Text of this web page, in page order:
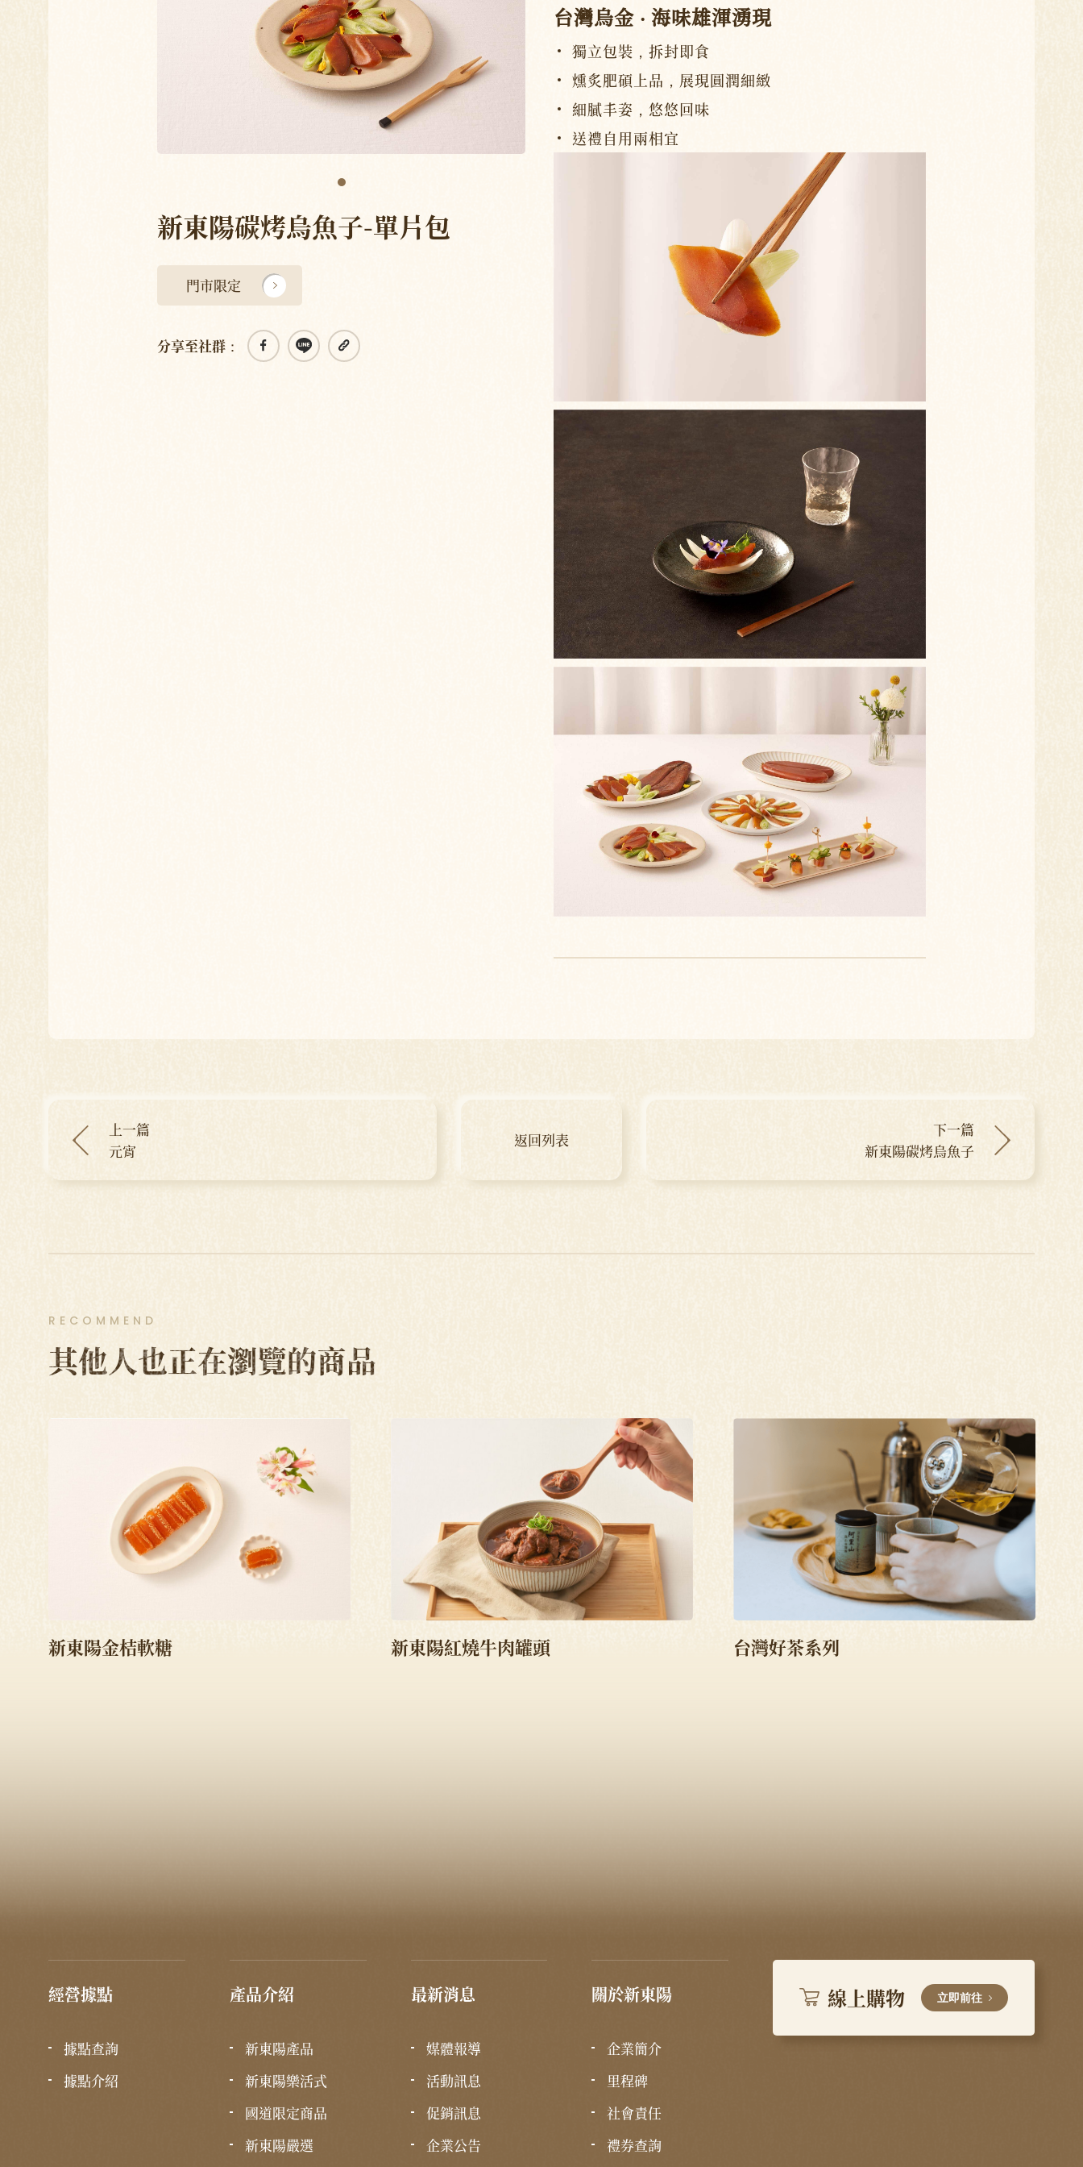
新東陽碳烤烏魚子-單片包
門市限定
分享至社群：
台灣烏金 ‧ 海味雄渾湧現
獨立包裝，拆封即食
燻炙肥碩上品，展現圓潤細緻
細膩丰姿，悠悠回味
送禮自用兩相宜
上一篇
元宵
返回列表
下一篇
新東陽碳烤烏魚子
RECOMMEND
其他人也正在瀏覽的商品
新東陽金桔軟糖 新東陽紅燒牛肉罐頭 台灣好茶系列
經營據點
據點查詢
據點介紹
產品介紹
新東陽產品
新東陽樂活式
國道限定商品
新東陽嚴選
最新消息
媒體報導
活動訊息
促銷訊息
企業公告
關於新東陽
企業簡介
里程碑
社會責任
禮券查詢
線上購物 立即前往